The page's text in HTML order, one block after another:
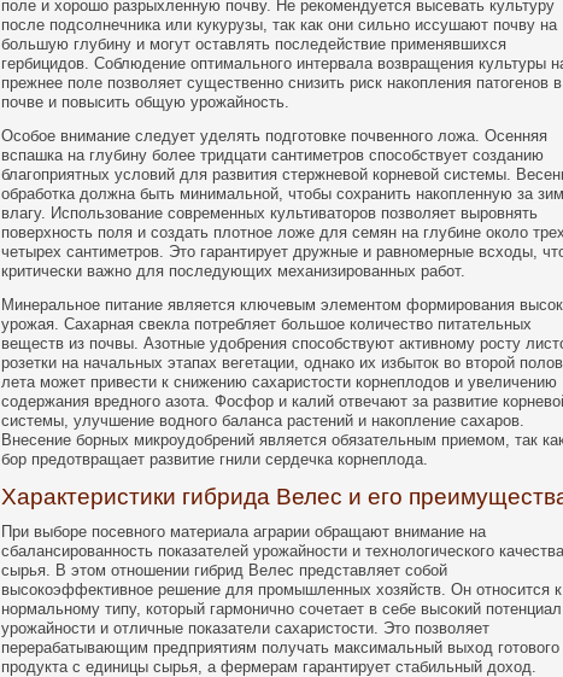
поле и хорошо разрыхленную почву. Не рекомендуется высевать культуру
после подсолнечника или кукурузы, так как они сильно иссушают почву на
большую глубину и могут оставлять последействие применявшихся
гербицидов. Соблюдение оптимального интервала возвращения культуры
прежнее поле позволяет существенно снизить риск накопления патогенов в
почве и повысить общую урожайность.
Особое внимание следует уделять подготовке почвенного ложа. Осенняя
вспашка на глубину более тридцати сантиметров способствует созданию
благоприятных условий для развития стержневой корневой системы.
обработка должна быть минимальной, чтобы сохранить накопленную за
влагу. Использование современных культиваторов позволяет выровнять
поверхность поля и создать плотное ложе для семян на глубине около
четырех сантиметров. Это гарантирует дружные и равномерные всходы,
критически важно для последующих механизированных работ.
Минеральное питание является ключевым элементом формирования
урожая. Сахарная свекла потребляет большое количество питательных
веществ из почвы. Азотные удобрения способствуют активному росту
розетки на начальных этапах вегетации, однако их избыток во второй
лета может привести к снижению сахаристости корнеплодов и увеличению
содержания вредного азота. Фосфор и калий отвечают за развитие
системы, улучшение водного баланса растений и накопление сахаров.
Внесение борных микроудобрений является обязательным приемом, так
бор предотвращает развитие гнили сердечка корнеплода.
Характеристики гибрида Велес и его
При выборе посевного материала аграрии обращают внимание на
сбалансированность показателей урожайности и технологического качества
сырья. В этом отношении гибрид Велес представляет собой
высокоэффективное решение для промышленных хозяйств. Он относится к
нормальному типу, который гармонично сочетает в себе высокий
урожайности и отличные показатели сахаристости. Это позволяет
перерабатывающим предприятиям получать максимальный выход готового
продукта с единицы сырья, а фермерам гарантирует стабильный доход.